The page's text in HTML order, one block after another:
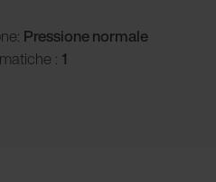
Pressione normale
: 1